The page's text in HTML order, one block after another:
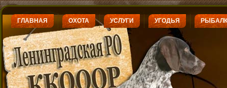
ГЛАВНАЯ ОХОТА УСЛУГИ УГОДЬЯ